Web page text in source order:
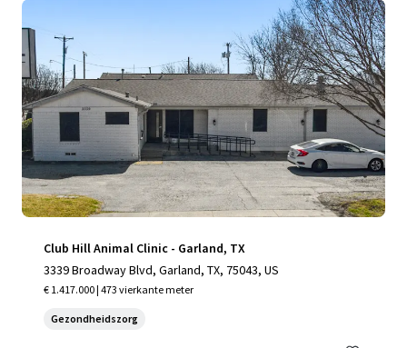
Club Hill Animal Clinic - Garland, TX
3339 Broadway Blvd, Garland, TX, 75043, US
€ 1.417.000 | 473 vierkante meter
Gezondheidszorg